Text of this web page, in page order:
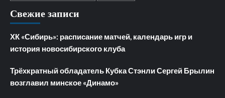
Свежие записи
ХК «Сибирь»: расписание матчей, календарь игр и
история новосибирского клуба
Трёхкратный обладатель Кубка Стэнли Сергей Брылин
возглавил минское «Динамо»